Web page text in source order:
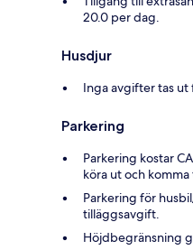
20.0 per dag.
Husdjur
Inga avgifter tas ut
Parkering
Parkering kostar
köra ut och komma
Parkering för
tilläggsavgift.
Höjdbegränsning